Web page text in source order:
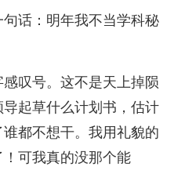
话：明年我不当学科秘
叹号。这不是天上掉陨
起草什么计划书，估计
都不想干。我用礼貌的
可我真的没那个能